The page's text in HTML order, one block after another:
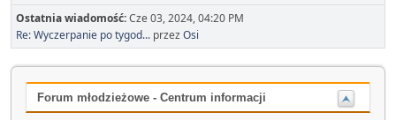
Ostatnia wiadomość:Cze 03, 2024, 04:20 PM
Re: Wyczerpanie po tygod... przezOsi
Forum młodzieżowe - Centrum informacji